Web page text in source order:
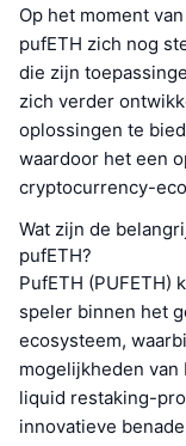
Op het moment
pufETH zich nog
die zijn
zich verder
oplossingen te
waardoor het een
cryptocurrency-
Wat zijn de
pufETH?
PufETH (PUFETH)
speler binnen het
ecosysteem,
mogelijkheden
liquid restaking-
innovatieve